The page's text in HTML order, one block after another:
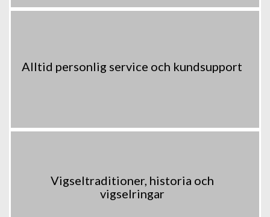
Alltid personlig service och kundsupport
Vigseltraditioner, historia och
vigselringar